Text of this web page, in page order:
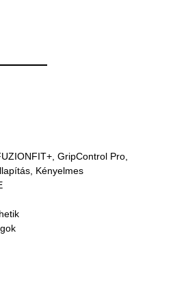
GripControl Pro,
Kényelmes